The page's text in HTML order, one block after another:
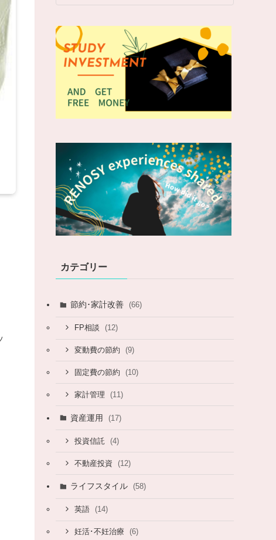
カテゴリー
節約･家計改善 (66)
FP相談 (12)
変動費の節約 (9)
固定費の節約 (10)
家計管理 (11)
資産運用 (17)
投資信託 (4)
不動産投資 (12)
ライフスタイル (58)
英語 (14)
妊活･不妊治療 (6)